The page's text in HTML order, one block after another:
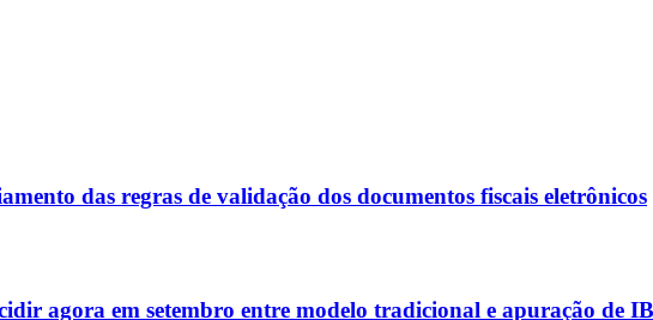
das regras de validação dos documentos fiscais eletrônicos
agora em setembro entre modelo tradicional e apuração de